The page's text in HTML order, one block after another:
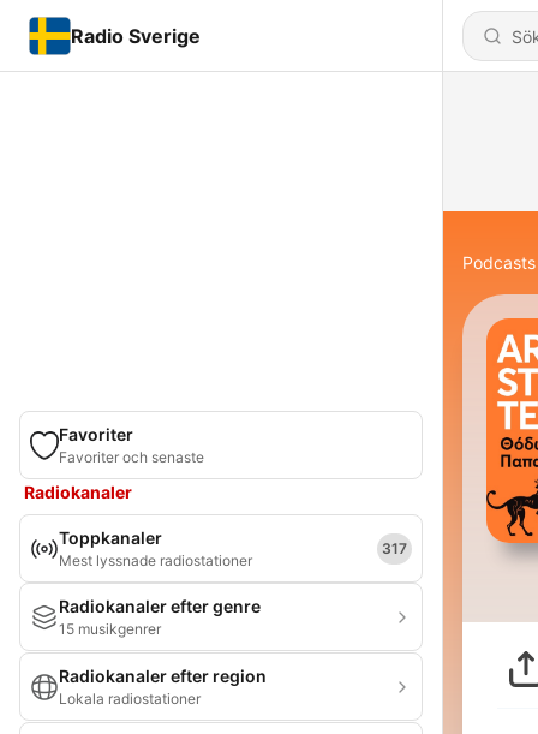
Radio Sverige
Favoriter
Favoriter och senaste
Radiokanaler
Toppkanaler
Mest lyssnade radiostationer
317
Radiokanaler efter genre
15 musikgenrer
Radiokanaler efter region
Lokala radiostationer
Podcasts